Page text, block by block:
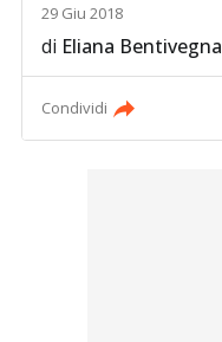
29 Giu 2018
di Eliana Bentivegna
Condividi